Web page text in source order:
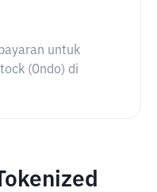
untuk
(Ondo) di